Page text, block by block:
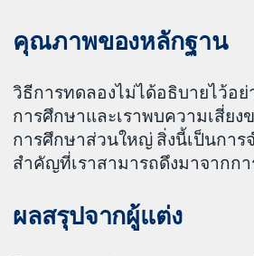
คุณภาพของหลักฐาน
วิธีการทดลองไม่ได้อธิบายไว้อย่
การศึกษาและเราพบความเสี่ยง
การศึกษาส่วนใหญ่ สิ่งนี้เป็นการ
สำคัญที่เราสามารถดึงมาจากก
ผลสรุปจากผู้แต่ง